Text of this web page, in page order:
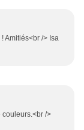
Amitiés<br /> Isa
/>